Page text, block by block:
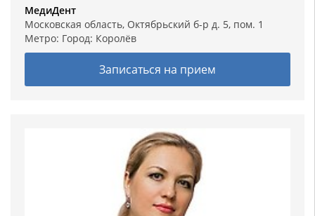
МедиДент
Московская область, Октябрьский б-р д. 5, пом. 1
Метро: Город: Королёв
Записаться на прием